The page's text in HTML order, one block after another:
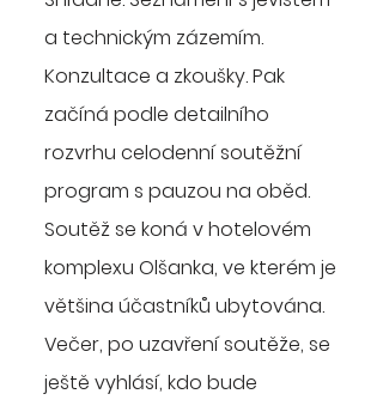
a technickým zázemím.
Konzultace a zkoušky. Pak
začíná podle detailního
rozvrhu celodenní soutěžní
program s pauzou na oběd.
Soutěž se koná v hotelovém
komplexu Olšanka, ve kterém je
většina účastníků ubytována.
Večer, po uzavření soutěže, se
ještě vyhlásí, kdo bude